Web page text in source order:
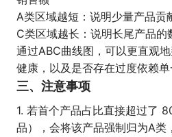
A类区域越短：说明少量产品贡
C类区域越长：说明长尾产品的
通过ABC曲线图，可以更直观
健康，以及是否存在过度依赖单
三、注意事项
1. 若首个产品占比直接超过了
品），会将该产品强制归为A类